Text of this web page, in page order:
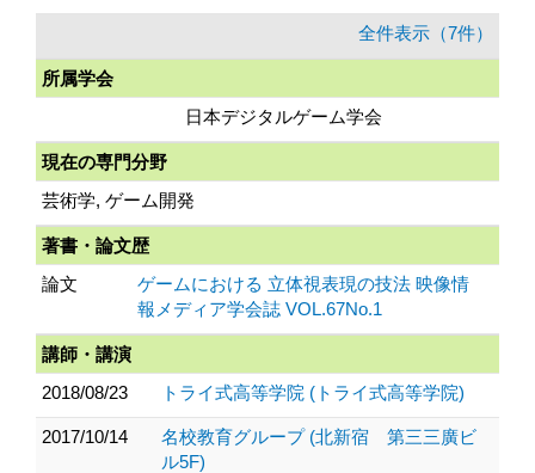
全件表示（7件）
所属学会
日本デジタルゲーム学会
現在の専門分野
芸術学, ゲーム開発
著書・論文歴
論文
ゲームにおける 立体視表現の技法 映像情
報メディア学会誌 VOL.67No.1
講師・講演
2018/08/23
トライ式高等学院 (トライ式高等学院)
2017/10/14
名校教育グループ (北新宿 第三三廣ビ
ル5F)